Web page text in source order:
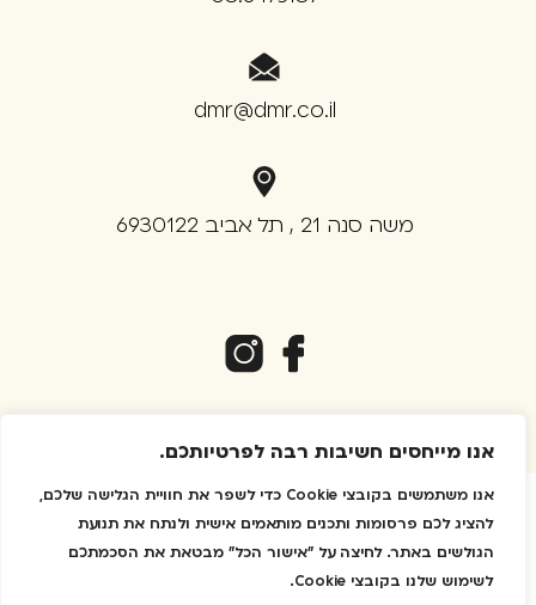
אנו מייחסים חשיבות רבה לפרטיותכם.
אנו משתמשים בקובצי Cookie כדי לשפר את חוויית הגלישה שלכם,
להציג לכם פרסומות ותכנים מותאמים אישית ולנתח את תנועת
הגולשים באתר. לחיצה על "אישור הכל" מבטאת את הסכמתכם
לשימוש שלנו בקובצי Cookie.
dmr@dmr.co.il
משה סנה 21 , תל אביב 6930122
© 2023 dmr